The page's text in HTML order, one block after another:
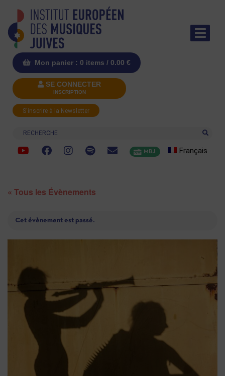
Mon panier : 0 items / 0.00 €
SE CONNECTER
INSCRIPTION
S'inscrire à la Newsletter
Recherche
MRJ Français
« Tous les Évènements
Cet évènement est passé.